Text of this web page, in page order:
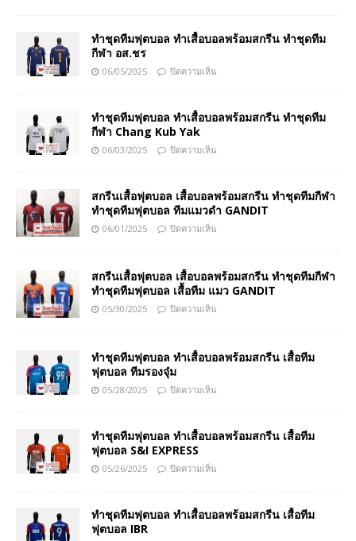
ทำชุดทีมฟุตบอล ทำเสื้อบอลพร้อมสกรีน ทำชุดทีม
กีฬา อส.ชร
06/05/2025 ปิดความเห็น
ทำชุดทีมฟุตบอล ทำเสื้อบอลพร้อมสกรีน ทำชุดทีม
กีฬา Chang Kub Yak
06/03/2025 ปิดความเห็น
สกรีนเสื้อฟุตบอล เสื้อบอลพร้อมสกรีน ทำชุดทีมกีฬา
ทำชุดทีมฟุตบอล ทีมแมวดำ GANDIT
06/01/2025 ปิดความเห็น
สกรีนเสื้อฟุตบอล เสื้อบอลพร้อมสกรีน ทำชุดทีมกีฬา
ทำชุดทีมฟุตบอล เสื้อทีม แมว GANDIT
05/30/2025 ปิดความเห็น
ทำชุดทีมฟุตบอล ทำเสื้อบอลพร้อมสกรีน เสื้อทีม
ฟุตบอล ทีมรองจุ๋ม
05/28/2025 ปิดความเห็น
ทำชุดทีมฟุตบอล ทำเสื้อบอลพร้อมสกรีน เสื้อทีม
ฟุตบอล S&I EXPRESS
05/26/2025 ปิดความเห็น
ทำชุดทีมฟุตบอล ทำเสื้อบอลพร้อมสกรีน เสื้อทีม
ฟุตบอล IBR